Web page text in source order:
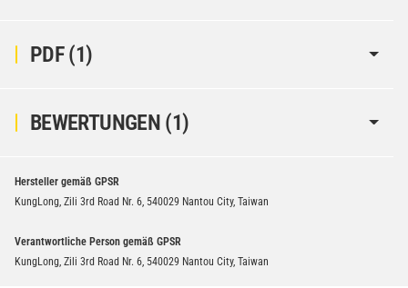
PDF (1)
BEWERTUNGEN (1)
Hersteller gemäß GPSR
KungLong, Zili 3rd Road Nr. 6, 540029 Nantou City, Taiwan
Verantwortliche Person gemäß GPSR
KungLong, Zili 3rd Road Nr. 6, 540029 Nantou City, Taiwan